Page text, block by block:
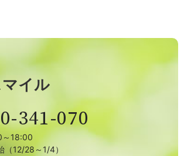
イル
341-070
～18:00
（12/28～1/4）